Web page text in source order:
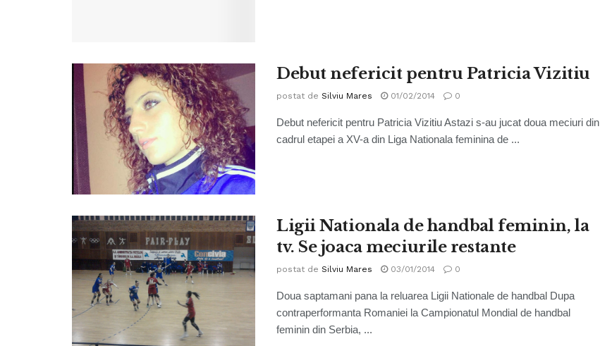
Debut nefericit pentru Patricia Vizitiu
postat de Silviu Mares 01/02/2014 0
Debut nefericit pentru Patricia Vizitiu Astazi s-au jucat doua meciuri din
cadrul etapei a XV-a din Liga Nationala feminina de ...
Ligii Nationala de handbal feminin, la
tv. Se joaca meciurile restante
postat de Silviu Mares 03/01/2014 0
Doua saptamani pana la reluarea Ligii Nationale de handbal Dupa
contraperformanta Romaniei la Campionatul Mondial de handbal
feminin din Serbia, ...